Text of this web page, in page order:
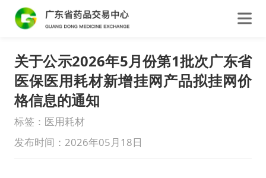
关于公示2026年5月份第1批次广东省
医保医用耗材新增挂网产品拟挂网价
格信息的通知
标签：医用耗材
发布时间：2026年05月18日